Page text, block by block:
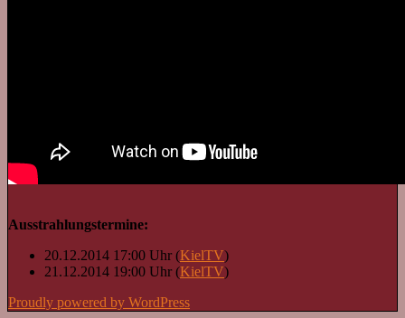
Ausstrahlungstermine:
20.12.2014 17:00 Uhr (KielTV)
21.12.2014 19:00 Uhr (KielTV)
Proudly powered by WordPress